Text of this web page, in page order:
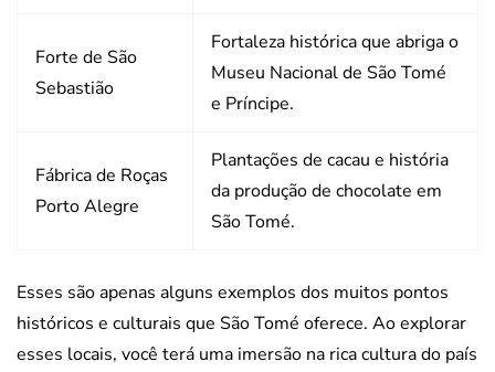
Forte de São
Sebastião
Fortaleza histórica que abriga o
Museu Nacional de São Tomé
e Príncipe.
Fábrica de Roças
Porto Alegre
Plantações de cacau e história
da produção de chocolate em
São Tomé.
Esses são apenas alguns exemplos dos muitos pontos
históricos e culturais que São Tomé oferece. Ao explorar
esses locais, você terá uma imersão na rica cultura do país